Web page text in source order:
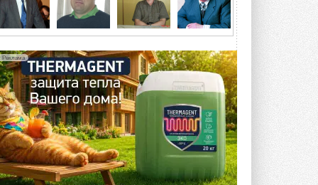
21-й ежегодный форум
«ЦОД-2026»
Мероприятие пройдет 2-3 сентября в
посетит более двух тысяч участников ...
5 АВГУСТА 2026
Китайская Shenling представила
линейку тепловых насосов
«воздух-вода» на R290
Серия ThermaX R290 All-In-One
включает три модели ...
4 АВГУСТА 2026
Тепловые насосы в связке с
Реклама